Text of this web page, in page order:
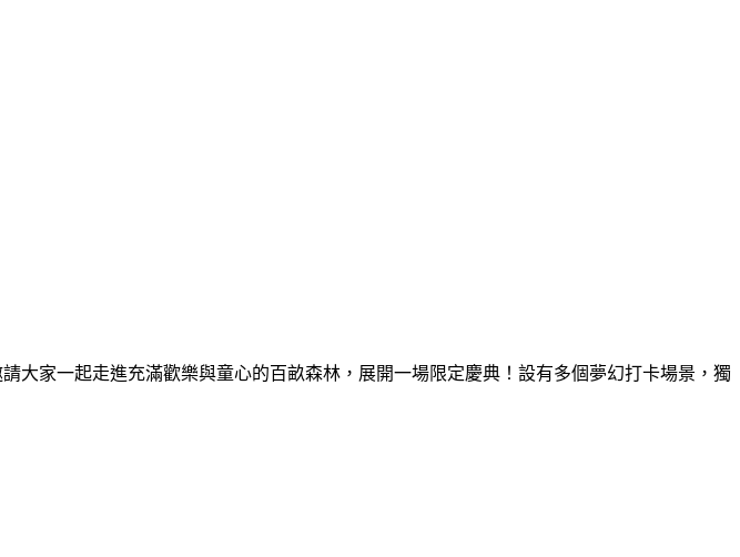
大家一起走進充滿歡樂與童心的百畝森林，展開一場限定慶典！設有多個夢幻打卡場景，獨